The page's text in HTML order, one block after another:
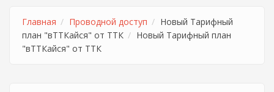
Главная Проводной доступ
Новый Тарифный
план "вТТКайся" от ТТК
Новый Тарифный план
"вТТКайся" от ТТК